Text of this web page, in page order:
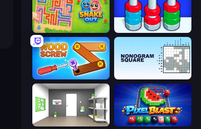
Snake Out: Maze Escape
Wood Screw: Bolts Puzzle
Paint Room Escape Pixel Blast